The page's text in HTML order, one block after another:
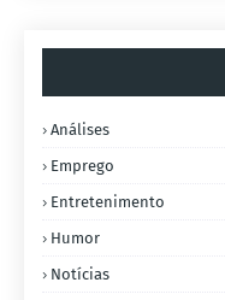
Análises
Emprego
Entretenimento
Humor
Notícias